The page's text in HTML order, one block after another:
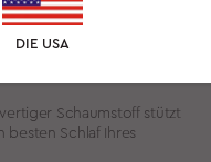
die natürliche
Anzeichen der
Schaumstoff stützt
Schlaf Ihres
DIE USA